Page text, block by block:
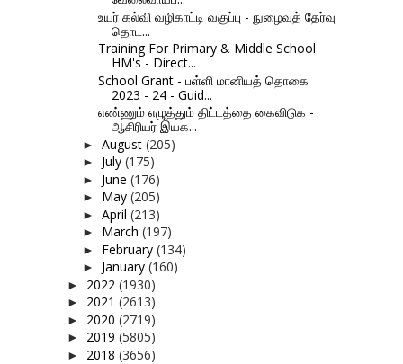
உயர் கல்வி வழிகாட்டி வகுப்பு - நுழைவுத் தேர்வு
தொட...
Training For Primary & Middle School
HM's - Direct...
School Grant - பள்ளி மானியத் தொகை
2023 - 24 - Guid...
எண்ணும் எழுத்தும் திட்டத்தை கைவிடுக -
ஆசிரியர் இயக...
► August (205)
► July (175)
► June (176)
► May (205)
► April (213)
► March (197)
► February (134)
► January (160)
► 2022 (1930)
► 2021 (2613)
► 2020 (2719)
► 2019 (5805)
► 2018 (3656)